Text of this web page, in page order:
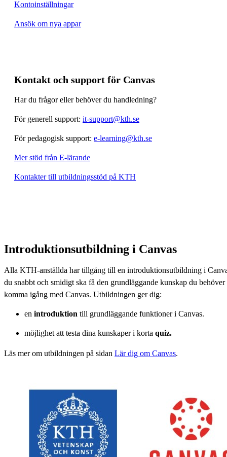
Kontoinställningar
Ansök om nya appar
Kontakt och support för Canvas
Har du frågor eller behöver du handledning?
För generell support: it-support@kth.se
För pedagogisk support: e-learning@kth.se
Mer stöd från E-lärande
Kontakter till utbildningsstöd på KTH
Introduktionsutbildning i Canvas
Alla KTH-anställda har tillgång till en introduktionsutbildning i
du snabbt och smidigt ska få den grundläggande kunskap du
komma igång med Canvas. Utbildningen ger dig:
en introduktion till grundläggande funktioner i Canvas.
möjlighet att testa dina kunskaper i korta quiz.
Läs mer om utbildningen på sidan Lär dig om Canvas.